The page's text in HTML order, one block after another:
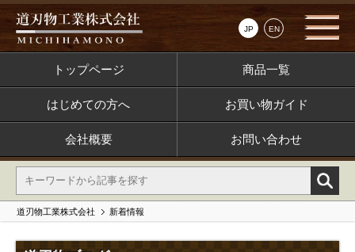
JP EN
トップページ 商品一覧
はじめての方へ お買い物ガイド
会社概要 お問い合わせ
道刃物工業株式会社 新着情報